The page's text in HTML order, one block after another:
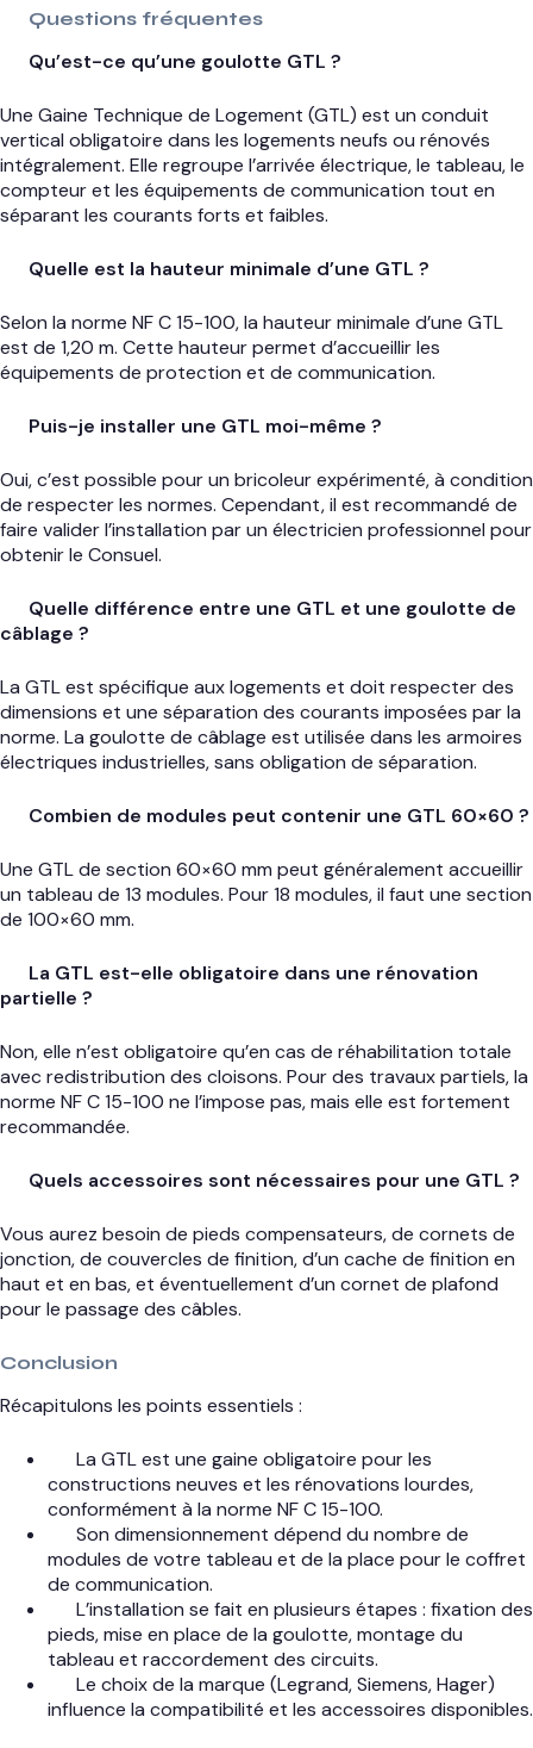
Questions fréquentes
Qu’est-ce qu’une goulotte GTL ?
Une Gaine Technique de Logement (GTL) est un conduit
vertical obligatoire dans les logements neufs ou rénovés
intégralement. Elle regroupe l’arrivée électrique, le tableau, le
compteur et les équipements de communication tout en
séparant les courants forts et faibles.
Quelle est la hauteur minimale d’une GTL ?
Selon la norme NF C 15-100, la hauteur minimale d’une GTL
est de 1,20 m. Cette hauteur permet d’accueillir les
équipements de protection et de communication.
Puis-je installer une GTL moi-même ?
Oui, c’est possible pour un bricoleur expérimenté, à condition
de respecter les normes. Cependant, il est recommandé de
faire valider l’installation par un électricien professionnel pour
obtenir le Consuel.
Quelle différence entre une GTL et une goulotte de
câblage ?
La GTL est spécifique aux logements et doit respecter des
dimensions et une séparation des courants imposées par la
norme. La goulotte de câblage est utilisée dans les armoires
électriques industrielles, sans obligation de séparation.
Combien de modules peut contenir une GTL 60×60 ?
Une GTL de section 60×60 mm peut généralement accueillir
un tableau de 13 modules. Pour 18 modules, il faut une section
de 100×60 mm.
La GTL est-elle obligatoire dans une rénovation
partielle ?
Non, elle n’est obligatoire qu’en cas de réhabilitation totale
avec redistribution des cloisons. Pour des travaux partiels, la
norme NF C 15-100 ne l’impose pas, mais elle est fortement
recommandée.
Quels accessoires sont nécessaires pour une GTL ?
Vous aurez besoin de pieds compensateurs, de cornets de
jonction, de couvercles de finition, d’un cache de finition en
haut et en bas, et éventuellement d’un cornet de plafond
pour le passage des câbles.
Conclusion
Récapitulons les points essentiels :
La GTL est une gaine obligatoire pour les
constructions neuves et les rénovations lourdes,
conformément à la norme NF C 15-100.
Son dimensionnement dépend du nombre de
modules de votre tableau et de la place pour le coffret
de communication.
L’installation se fait en plusieurs étapes : fixation des
pieds, mise en place de la goulotte, montage du
tableau et raccordement des circuits.
Le choix de la marque (Legrand, Siemens, Hager)
influence la compatibilité et les accessoires disponibles.